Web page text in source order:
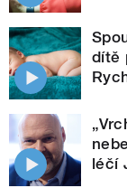
dítě
léčí